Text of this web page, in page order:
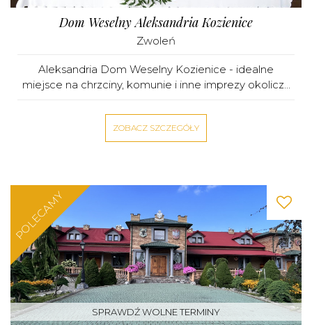
Dom Weselny Aleksandria Kozienice
Zwoleń
Aleksandria Dom Weselny Kozienice - idealne
miejsce na chrzciny, komunie i inne imprezy okolicz...
ZOBACZ SZCZEGÓŁY
POLECAMY
SPRAWDŹ WOLNE TERMINY